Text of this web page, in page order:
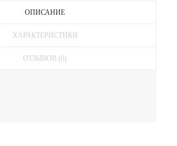
ОПИСАНИЕ
ХАРАКТЕРИСТИКИ
ОТЗЫВОВ (0)